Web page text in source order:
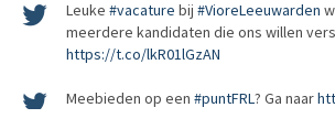
De 1e veiling van#puntFRLis gestart!
trotse eigenaar van de meest